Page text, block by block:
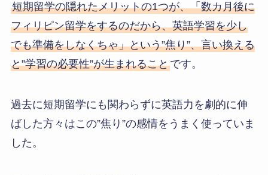
短期留学の隠れたメリットの1つが、「数カ月後に
フィリピン留学をするのだから、英語学習を少し
でも準備をしなくちゃ」という”焦り”、言い換える
と”学習の必要性”が生まれることです。
過去に短期留学にも関わらずに英語力を劇的に伸
ばした方々はこの”焦り”の感情をうまく使っていま
した。